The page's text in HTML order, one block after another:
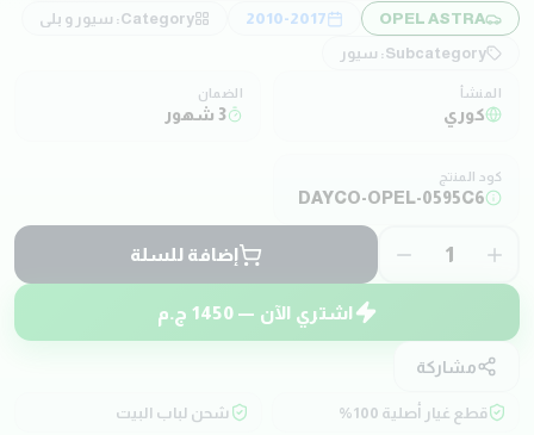
OPEL ASTRA
2010-2017
Category: سيور و بلي
Subcategory: سيور
المنشأ
كوري
الضمان
3 شهور
كود المنتج
DAYCO-OPEL-0595C6
1 إضافة للسلة
اشتري الآن —1450 ج.م
مشاركة
قطع غيار أصلية 100% شحن لباب البيت